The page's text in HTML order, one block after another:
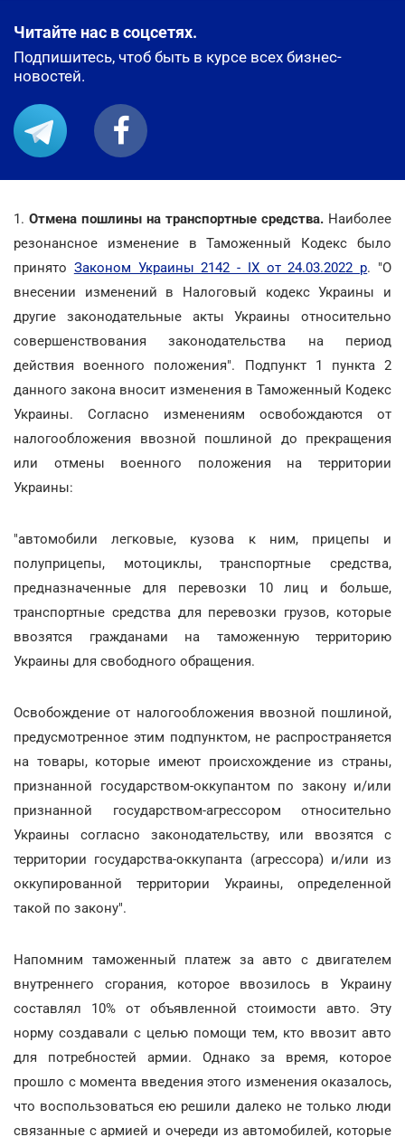
Читайте нас в соцсетях.
Подпишитесь, чтоб быть в курсе всех бизнес-
новостей.
1. Отмена пошлины на транспортные средства. Наиболее
резонансное изменение в Таможенный Кодекс было
принято Законом Украины 2142 - IX от 24.03.2022 р. "О
внесении изменений в Налоговый кодекс Украины и
другие законодательные акты Украины относительно
совершенствования законодательства на период
действия военного положения". Подпункт 1 пункта 2
данного закона вносит изменения в Таможенный Кодекс
Украины. Согласно изменениям освобождаются от
налогообложения ввозной пошлиной до прекращения
или отмены военного положения на территории
Украины:
"автомобили легковые, кузова к ним, прицепы и
полуприцепы, мотоциклы, транспортные средства,
предназначенные для перевозки 10 лиц и больше,
транспортные средства для перевозки грузов, которые
ввозятся гражданами на таможенную территорию
Украины для свободного обращения.
Освобождение от налогообложения ввозной пошлиной,
предусмотренное этим подпунктом, не распространяется
на товары, которые имеют происхождение из страны,
признанной государством-оккупантом по закону и/или
признанной государством-агрессором относительно
Украины согласно законодательству, или ввозятся с
территории государства-оккупанта (агрессора) и/или из
оккупированной территории Украины, определенной
такой по закону".
Напомним таможенный платеж за авто с двигателем
внутреннего сгорания, которое ввозилось в Украину
составлял 10% от объявленной стоимости авто. Эту
норму создавали с целью помощи тем, кто ввозит авто
для потребностей армии. Однако за время, которое
прошло с момента введения этого изменения оказалось,
что воспользоваться ею решили далеко не только люди
связанные с армией и очереди из автомобилей, которые